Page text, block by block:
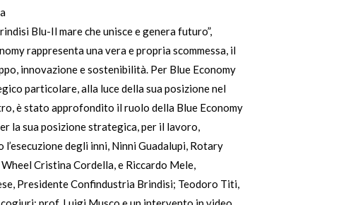
Blu-Il mare che unisce e genera futuro”,
rappresenta una vera e propria scommessa, il
innovazione e sostenibilità. Per Blue Economy
particolare, alla luce della sua posizione nel
è stato approfondito il ruolo della Blue Economy
la sua posizione strategica, per il lavoro,
degli inni, Ninni Guadalupi, Rotary
Cristina Cordella, e Riccardo Mele,
Presidente Confindustria Brindisi; Teodoro Titi,